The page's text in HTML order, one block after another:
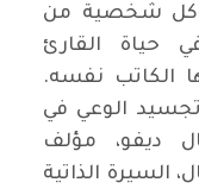
شخصية من
حياة القارئ
الكاتب نفسه.
الوعي في
ديفو، مؤلف
السيرة الذاتية